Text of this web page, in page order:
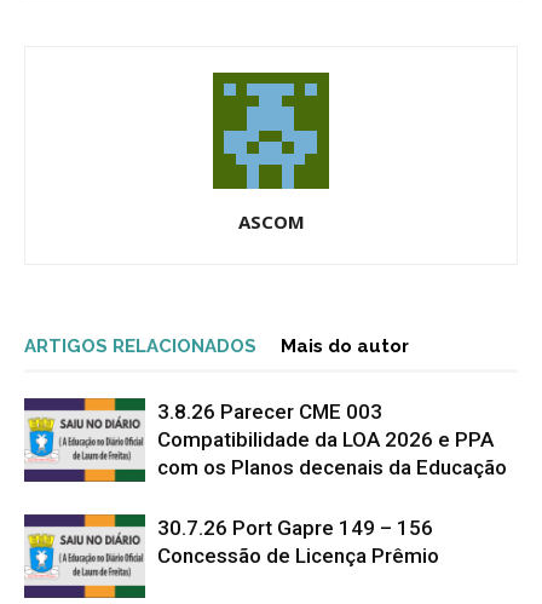
ASCOM
ARTIGOS RELACIONADOS Mais do autor
3.8.26 Parecer CME 003
Compatibilidade da LOA 2026 e PPA
com os Planos decenais da Educação
30.7.26 Port Gapre 149 – 156
Concessão de Licença Prêmio